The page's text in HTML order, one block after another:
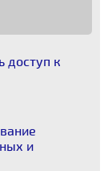
доступ к
и